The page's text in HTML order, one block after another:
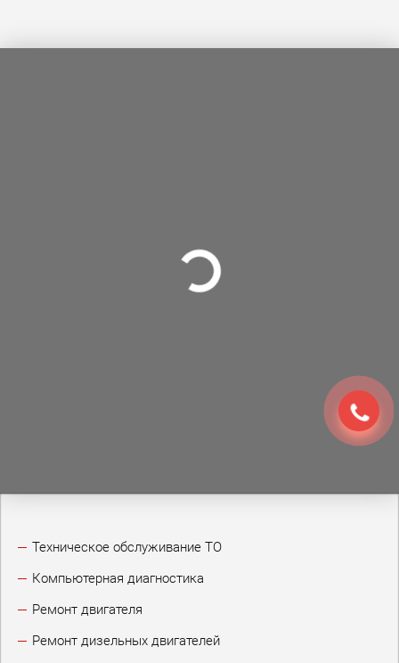
Техническое обслуживание ТО
Компьютерная диагностика
Ремонт двигателя
Ремонт дизельных двигателей